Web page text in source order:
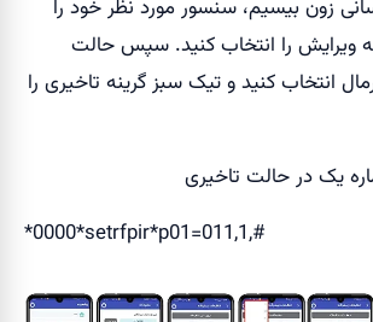
زون بیسیم، سنسور مورد نظر خود را
ویرایش را انتخاب کنید. سپس حالت
انتخاب کنید و تیک سبز گرینه تاخیری را
یک در حالت تاخیری
*0000*setrfpir*p01=011,1,#